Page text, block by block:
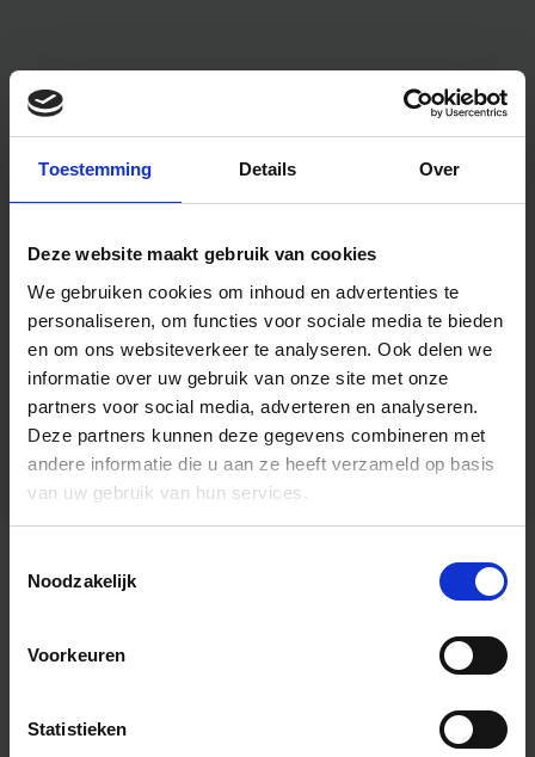
Toestemming Details Over
Deze website maakt gebruik van cookies
We gebruiken cookies om inhoud en advertenties te
personaliseren, om functies voor sociale media te bieden
en om ons websiteverkeer te analyseren. Ook delen we
informatie over uw gebruik van onze site met onze
partners voor social media, adverteren en analyseren.
Deze partners kunnen deze gegevens combineren met
andere informatie die u aan ze heeft verzameld op basis
van uw gebruik van hun services.
Noodzakelijk
Voorkeuren
Statistieken
Algemene informatie